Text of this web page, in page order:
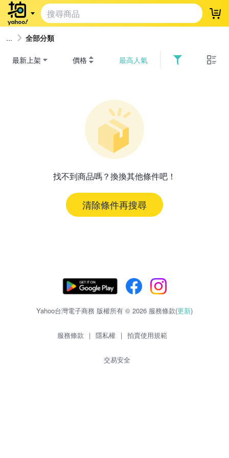
登
全部分類
最新上架 價格 最高人氣
找不到商品嗎？換換其他條件吧！
清除條件再搜尋
Yahoo台灣電子商務 版權所有 © 2026 服務條款(更新)
服務條款 | 隱私權 | 拍賣使用規範
交易安全